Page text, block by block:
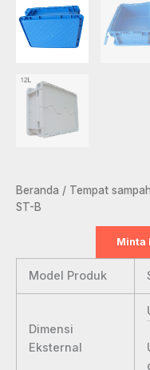
Beranda / Tempat
ST-B
Minta
Model Produk
Dimensi
Eksternal